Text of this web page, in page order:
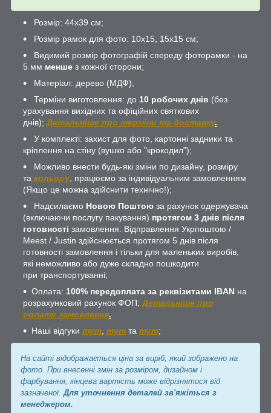
Розмір: 44х39 см;
Розмір рамок для фото: 10х15, 15х15 см;
Видимий розмір фотографій спереду фоторамки - на
5 мм менше з кожної сторони;
Матеріал: дерево (МДФ);
Терміни виготовлення: до 10 робочих днів (без
урахування вихідних та офіційних святкових
днів); Детальніше про терміни та доставку.
У комплекті: захист для фото, картонні задники та
кріплення на стіну (вушко або "крокодил");
Можливо внести будь-які зміни по дизайну, розміру
та кольору , працюємо за індивідуальним замовленням
(Якщо це можна здійснити технічно!);
Надсилаємо Новою Поштою за рахунок одержувача
(включаючи послугу пакування) протягом 3 днів після
готовності замовлення. Відправлення Укрпоштою /
Meest / Justin здійснюється протягом 5 днів після
готовності замовлення і тільки для маленьких виробів,
які неможливо або дуже складно пошкодити
при транспортуванні;
Оплата: 100% передоплата за реквізитами IBAN на
розрахунковий рахунок ФОП; Детальніше про
оплату замовлення.
Наші відгуки тут тут та тут;
На сайті відображається ціна за виріб, який зображено на
фото. При внесенні змін за розміром, дизайном і
фарбування, кінцева вартість може відрізнятися від
зазначеної. Для уточнення деталей зв'яжіться з
менеджером.